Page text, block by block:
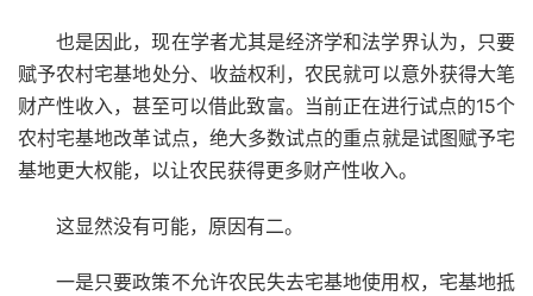
也是因此，现在学者尤其是经济学和法学界认为，只要
赋予农村宅基地处分、收益权利，农民就可以意外获得大笔
财产性收入，甚至可以借此致富。当前正在进行试点的15个
农村宅基地改革试点，绝大多数试点的重点就是试图赋予宅
基地更大权能，以让农民获得更多财产性收入。
这显然没有可能，原因有二。
一是只要政策不允许农民失去宅基地使用权，宅基地抵